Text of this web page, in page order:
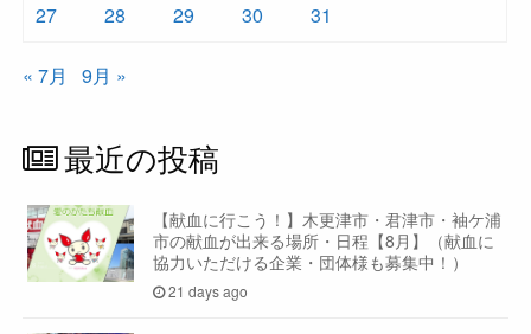
27
28 29 30 31
« 7月 9月 »
最近の投稿
【献血に行こう！】木更津市・君津市・袖ケ浦
市の献血が出来る場所・日程【8月】（献血に
協力いただける企業・団体様も募集中！）
21 days ago